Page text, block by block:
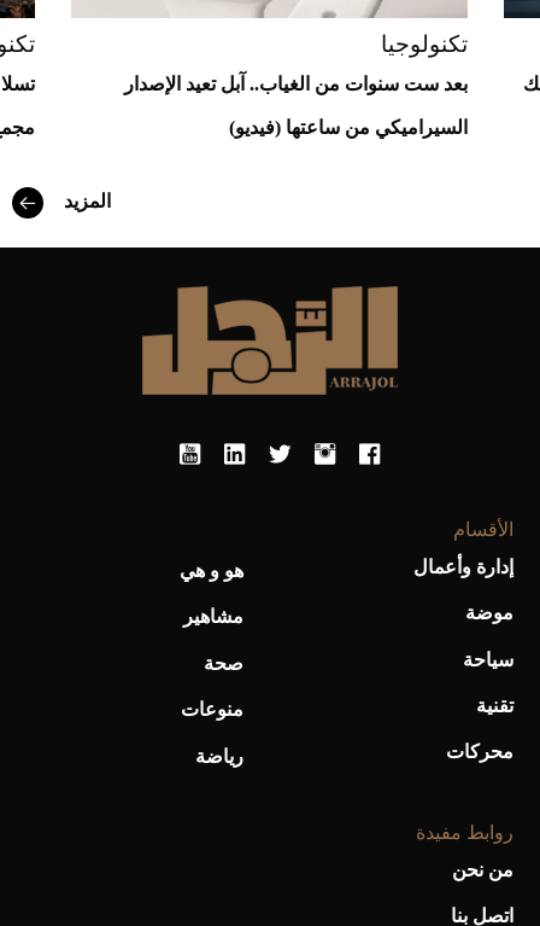
أفضل تدريج للشعر الطويل لإطلالة جريئة وعصرية
أحذية Mary Jane: ترف وأناقة للرجال
تكنولوجيا
بعد ست سنوات من الغياب.. آبل تعيد الإصدار
السيراميكي من ساعتها (فيديو)
المزيد
الأقسام
إدارة وأعمال
موضة
سياحة
تقنية
محركات
هو و هي
مشاهير
صحة
منوعات
رياضة
روابط مفيدة
من نحن
اتصل بنا